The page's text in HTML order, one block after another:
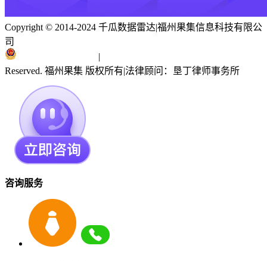
Copyright © 2014-2024 千瓜数据雷达|福州果集信息科技有限公
司
|
Reserved. 福州果集 版权所有|法律顾问：垦丁律师事务所
咨询服务